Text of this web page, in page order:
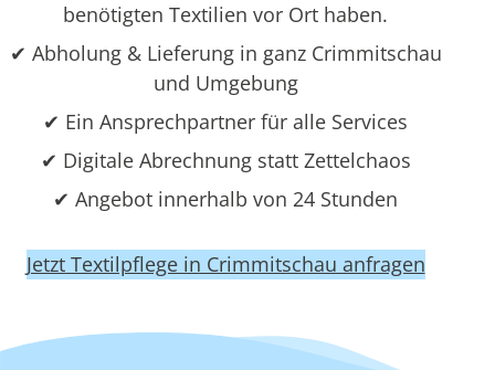
benötigten Textilien vor Ort haben.
✔ Abholung & Lieferung in ganz Crimmitschau
und Umgebung
✔ Ein Ansprechpartner für alle Services
✔ Digitale Abrechnung statt Zettelchaos
✔ Angebot innerhalb von 24 Stunden
Jetzt Textilpflege in Crimmitschau anfragen